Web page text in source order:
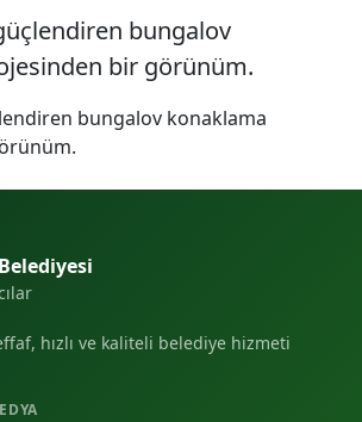
bungalov
bir görünüm.
bungalov konaklama
hızlı ve kaliteli belediye hizmeti